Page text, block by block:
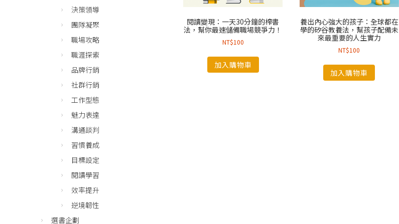
閱讀變現：一天30分鐘的榨書
法，幫你最速儲備職場競爭力！
NT$100
加入購物車
養出內心強大的孩子：全球都在
學的矽谷教養法，幫孩子配備未
來最重要的人生實力
NT$100
加入購物車
決策領導
團隊凝聚
職場攻略
職涯探索
品牌行銷
社群行銷
工作型態
魅力表達
溝通談判
習慣養成
目標設定
閱讀學習
效率提升
逆境韌性
選書企劃